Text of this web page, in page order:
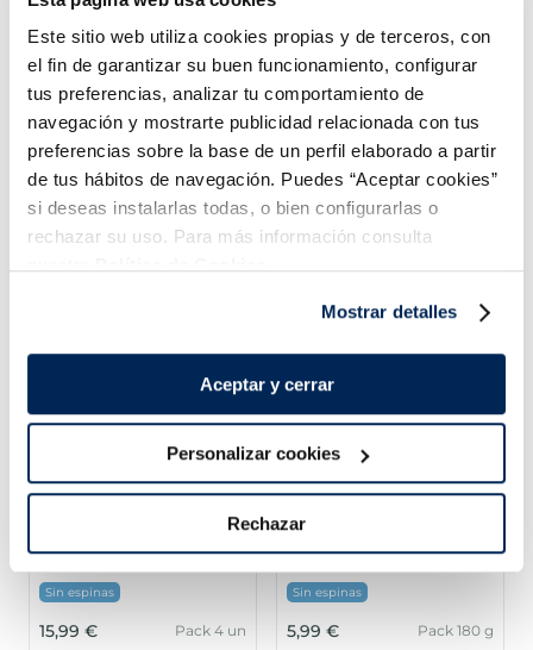
Este sitio web utiliza cookies propias y de terceros, con
el fin de garantizar su buen funcionamiento, configurar
tus preferencias, analizar tu comportamiento de
navegación y mostrarte publicidad relacionada con tus
preferencias sobre la base de un perfil elaborado a partir
de tus hábitos de navegación. Puedes “Aceptar cookies”
si deseas instalarlas todas, o bien configurarlas o
rechazar su uso. Para más información consulta
Mostrar detalles
Aceptar y cerrar
Personalizar cookies
Rechazar
Añadir Añadir
Sin espinas
15,99 € Pack 4 un
Sin espinas
5,99 € Pack 180 g